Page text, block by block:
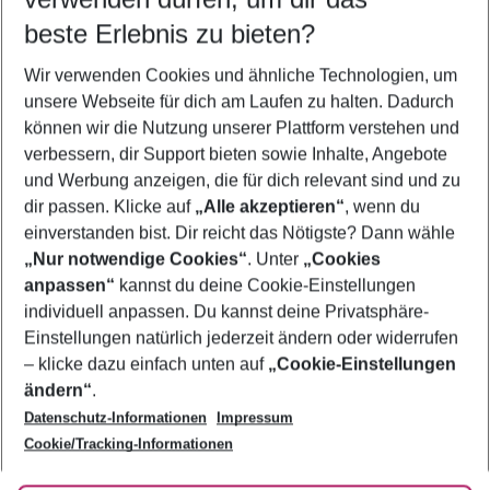
5-8 Nächte
2 Erwachsene Keine Kinder
Mehr Filter anzeigen
Footer
Footer navigation
Über uns
AGB
Bestpreisgarantie
Cookie-Einstellungen ändern
Cookie-Richtlinie
Agenturbetreuung
Barrierefreies Reisen
Folge uns
beste Erlebnis zu bieten?
Wir verwenden Cookies und ähnliche Technologien, um
unsere Webseite für dich am Laufen zu halten. Dadurch
können wir die Nutzung unserer Plattform verstehen und
verbessern, dir Support bieten sowie Inhalte, Angebote
und Werbung anzeigen, die für dich relevant sind und zu
dir passen. Klicke auf „Alle akzeptieren“, wenn du
einverstanden bist. Dir reicht das Nötigste? Dann wähle
„Nur notwendige Cookies“. Unter „Cookies
anpassen“ kannst du deine Cookie-Einstellungen
individuell anpassen. Du kannst deine Privatsphäre-
Einstellungen natürlich jederzeit ändern oder widerrufen
– klicke dazu einfach unten auf „Cookie-Einstellungen
ändern“.
Datenschutz-Informationen
Impressum
Cookie/Tracking-Informationen